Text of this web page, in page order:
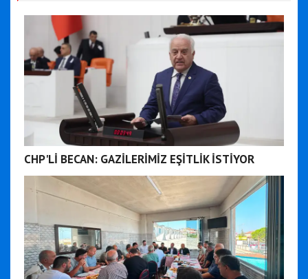
CHP'Lİ BECAN: GAZİLERİMİZ EŞİTLİK İSTİYOR